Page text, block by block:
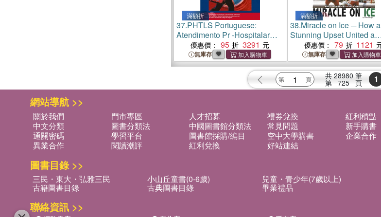
滿額折
37.PHTLS Portuguese:
Atendimento Pr -Hospitalar
Traumatizado
優惠價： 95 3291
無庫存
滿額折
38.Miracle on Ice ─ How a
Stunning Upset United a
Country
優惠價： 79 1121
無庫存
共 28980 筆
第 725 頁 1
網站導航 >>
關於我們 門市專區 人才招募 禮券兌換
紅利積點
中文分類
圖書分類法 中國圖書館分類法 常見問題
新手購書
通關密碼
學習平台 圖書館採購/編目 空中大學購書
企業合作
異業合作
閱讀潮評 紅利兌換 好站連結
圖書目錄 >>
三民・東大・弘雅三民 小山丘童書(0-6歲) 兒童・青少年(7歲以上)
古籍圖書目錄 古典圖書目錄 畢業禮品
聯絡資訊 >>